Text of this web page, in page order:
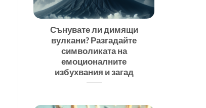
Сънувате ли димящи
вулкани? Разгадайте
символиката на
емоционалните
избухвания и загад